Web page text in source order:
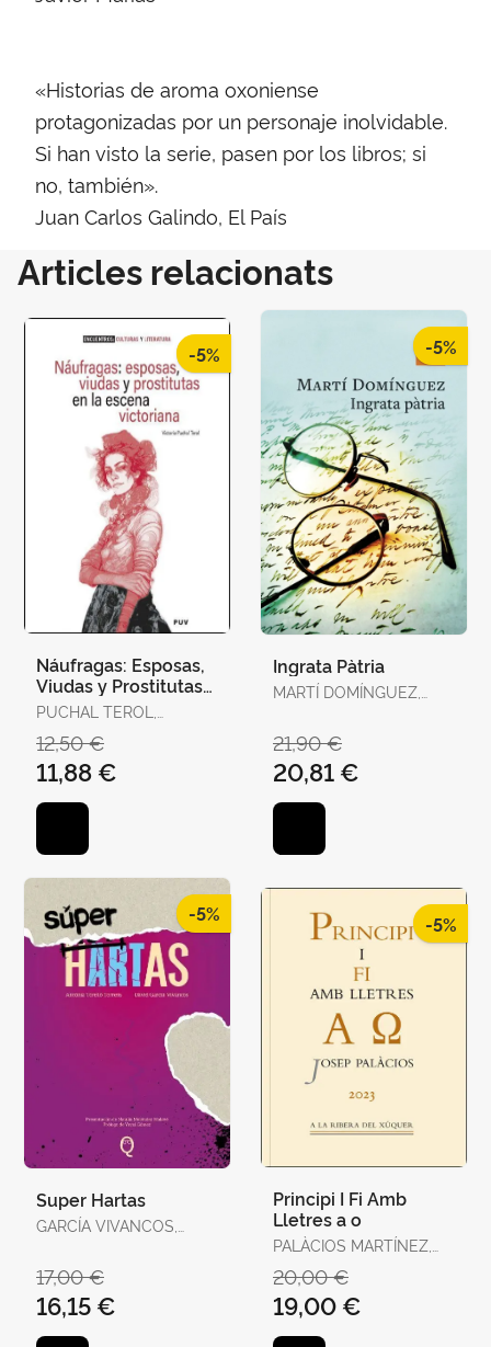
«Historias de aroma oxoniense
protagonizadas por un personaje inolvidable.
Si han visto la serie, pasen por los libros; si
no, también».
Juan Carlos Galindo, El País
Articles relacionats
-5%
Náufragas: Esposas,
Viudas y Prostitutas
en la Escena
PUCHAL TEROL,
12,50 €
11,88 €
-5%
Ingrata Pàtria
MARTÍ DOMÍNGUEZ,
21,90 €
20,81 €
-5%
Super Hartas
GARCÍA VIVANCOS,
17,00 €
16,15 €
-5%
Principi I Fi Amb
Lletres a o
PALÀCIOS MARTÍNEZ,
20,00 €
19,00 €